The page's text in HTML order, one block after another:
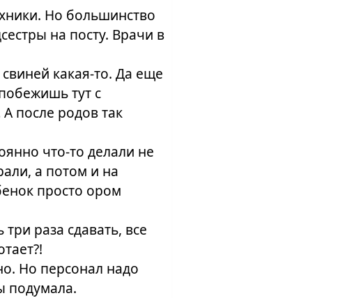
Но большинство
на посту. Врачи в
какая-то. Да еще
тут с
после родов так
что-то делали не
а потом и на
просто ором
раза сдавать, все
Но персонал надо
подумала.